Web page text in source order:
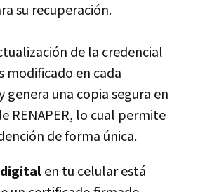
su recuperación.
de la credencial
modificado en cada
genera una copia segura en
RENAPER, lo cual permite
de forma única.
digitalen tu celular está